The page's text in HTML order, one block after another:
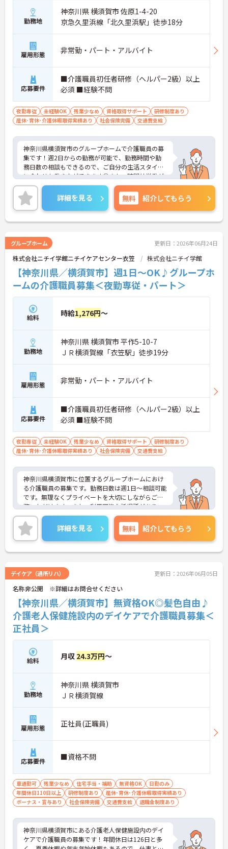
勤務地
神奈川県 横須賀市 佐原1-4-20
京急久里浜線「北久里浜駅」徒歩18分
雇用形態 非常勤・パート・アルバイト
応募要件
■介護職員初任者研修（ヘルパー2級）以上
必須 ■経験不問
夜勤専従 未経験OK 残業少なめ 資格取得サポート
研修制度あり
産休･育休･介護休暇取得実績あり
社会保険完備 交通費支給
神奈川県横須賀市のグループホームで介護職員の募
集です！週2日からの勤務が可能で、勤務時間や勤
務日数の相談もできるので、ご自分の生活スタイル
に合わせた働き方ができます◎また、時間外労働が
月平均10時間以内なので、終業後の予定が立てやす
い職場です♪ご興味のある方は、面接ポイントをお
伝えしますので、お気軽にご連絡ください。
詳細を見る 無料 紹介してもらう
グループホーム 更新日：2026年06月24日
株式会社ニチイ学館ニチイケアセンター衣笠 株式会社ニチイ学館
【神奈川県／横須賀市】週1日～OK♪グループホ
ームの介護職員募集＜夜勤専従・パート＞
給料 時給1,276円～
勤務地
神奈川県 横須賀市 平作5-10-7
ＪＲ横須賀線「衣笠駅」徒歩19分
雇用形態 非常勤・パート・アルバイト
応募要件
■介護職員初任者研修（ヘルパー2級）以上
必須 ■経験不問
夜勤専従 未経験OK 残業少なめ 資格取得サポート
研修制度あり
産休･育休･介護休暇取得実績あり
社会保険完備 交通費支給
神奈川県横須賀市に位置するグループホームにおけ
る介護職員の募集です。勤務日数は週1日～相談可能
です。無理なくプライベートを大切にしながらご勤
務いただけます。また、利用可能な託児所があり、
子育て世代の方も安心してご勤務いただけます。
ご興味のある方には、面接ポイントをお伝えします
ので、お気軽にご連絡ください。
詳細を見る 無料 紹介してもらう
デイケア（通所リハ） 更新日：2026年06月05日
名称非公開 ※詳細はお問合せください
【神奈川県／横須賀市】無資格OK◎髪色自由♪
介護老人保健施設内のデイケアで介護職員募集＜
正社員＞
給料 月収 24.3万円～
勤務地
神奈川県 横須賀市
ＪＲ横須賀線
雇用形態 正社員(正職員)
応募要件 ■資格不問
車通勤可 残業少なめ 住宅手当・補助 無資格OK
日勤のみ
年間休日110日以上
研修制度あり
産休･育休･介護休暇取得実績あり
ボーナス・賞与あり
社会保険完備 交通費支給 退職金制度あり
神奈川県横須賀市にある介護老人保健施設内のデイ
ケアで介護職員の募集です！年間休日は126日と多